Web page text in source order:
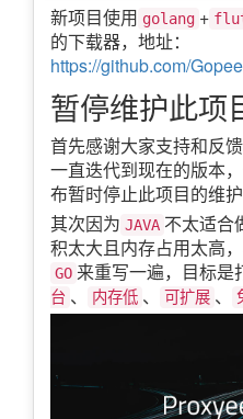
新项目使用 golang +
的下载器，地址：
https://github.com/
暂停维护此项
首先感谢大家支持和反
一直迭代到现在的版本
布暂时停止此项目的维
其次因为 JAVA 不太适合
积太大且内存占用太高
GO 来重写一遍，目标是
台 、 内存低 、 可扩展 、